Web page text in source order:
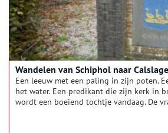
Wandelen van Schiphol naar
Een leeuw met een paling in zijn poten.
het water. Een predikant die zijn kerk in
wordt een boeiend tochtje vandaag. De